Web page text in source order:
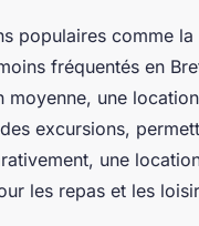
populaires comme
fréquentés en
moyenne, une
excursions,
une
les repas et les